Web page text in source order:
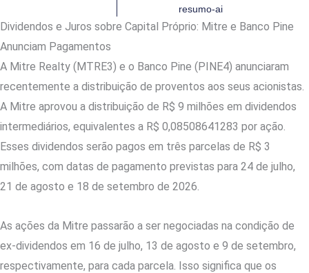
resumo-ai
Dividendos e Juros sobre Capital Próprio: Mitre e Banco Pine
Anunciam Pagamentos
A Mitre Realty (MTRE3) e o Banco Pine (PINE4) anunciaram
recentemente a distribuição de proventos aos seus acionistas.
A Mitre aprovou a distribuição de R$ 9 milhões em dividendos
intermediários, equivalentes a R$ 0,08508641283 por ação.
Esses dividendos serão pagos em três parcelas de R$ 3
milhões, com datas de pagamento previstas para 24 de julho,
21 de agosto e 18 de setembro de 2026.
As ações da Mitre passarão a ser negociadas na condição de
ex-dividendos em 16 de julho, 13 de agosto e 9 de setembro,
respectivamente, para cada parcela. Isso significa que os